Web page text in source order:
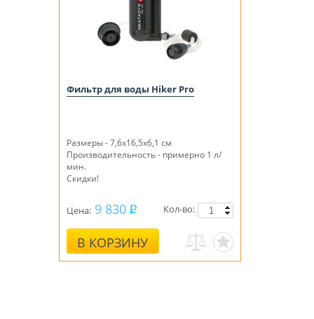
Фильтр для воды Hiker Pro
Размеры - 7,6x16,5x6,1 см
Производительность - примерно 1 л/
мин.
Скидки!
Цена: 9 830
В КОРЗИНУ
Кол-во: